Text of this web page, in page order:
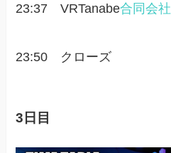
23:37 VRTanabe合同会社
23:50 クローズ
3日目